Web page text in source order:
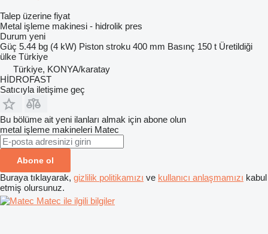
Talep üzerine fiyat
Metal işleme makinesi - hidrolik pres
Durum yeni
Güç 5.44 bg (4 kW) Piston stroku 400 mm Basınç 150 t Üretildiği
ülke Türkiye
Türkiye, KONYA/karatay
HİDROFAST
Satıcıyla iletişime geç
Bu bölüme ait yeni ilanları almak için abone olun
metal işleme makineleri Matec
Abone ol
Buraya tıklayarak, gizlilik politikamızı ve kullanıcı anlaşmamızı kabul
etmiş olursunuz.
Matec ile ilgili bilgiler